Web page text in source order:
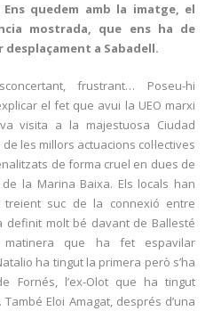
quedem amb la imatge, el
mostrada, que ens ha de
a Sabadell.
frustrant… Poseu-hi
el fet que avui la UEO marxi
visita a la majestuosa Ciudad
les millors actuacions col·lectives
de forma cruel en dues de
la Marina Baixa. Els locals han
suc de la connexió entre
definit molt bé davant de Ballesté
matinera que ha fet espavilar
ha tingut la primera però s’ha
Fornés, l’ex-Olot que ha tingut
Eloi Amagat, després d’una